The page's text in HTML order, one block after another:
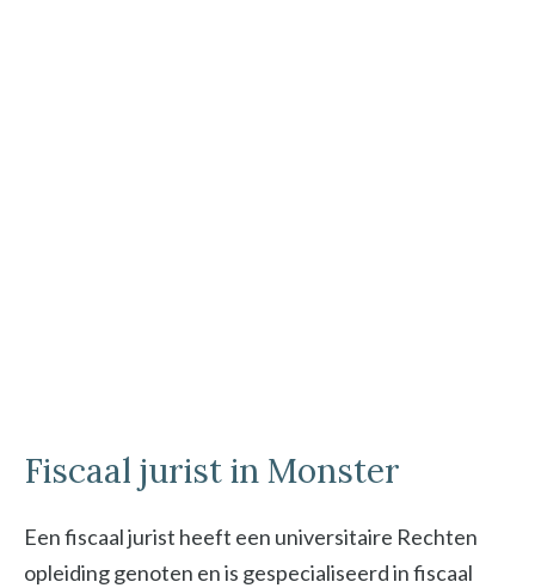
Fiscaal jurist in Monster
Een fiscaal jurist heeft een universitaire Rechten
opleiding genoten en is gespecialiseerd in fiscaal